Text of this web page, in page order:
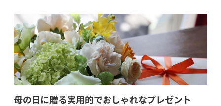
母の日に贈る実用的でおしゃれなプレゼント